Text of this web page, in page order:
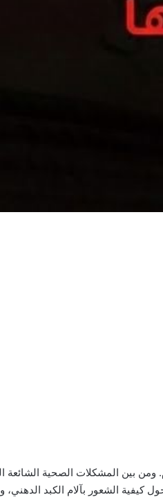
ومن بين المشكلات الصحية الشائعة
كيفية الشعور بآلام الكبد